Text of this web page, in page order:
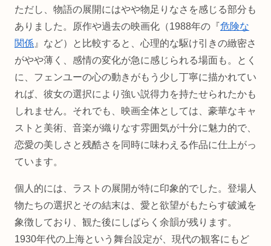
ただし、物語の展開にはやや物足りなさを感じる部分も
ありました。原作や過去の映画化（1988年の『危険な
関係』など）と比較すると、心理的な駆け引きの緻密さ
がやや薄く、感情の変化が急に感じられる場面も。とく
に、フェンユーの心の動きがもう少し丁寧に描かれてい
れば、彼女の選択により強い説得力を持たせられたかも
しれません。それでも、映画全体としては、豪華なキャ
ストと美術、音楽が織りなす雰囲気が十分に魅力的で、
恋愛の美しさと残酷さを同時に味わえる作品に仕上がっ
ています。
個人的には、ラストの展開が特に印象的でした。登場人
物たちの選択とその結末は、愛と欲望がもたらす破滅を
象徴しており、観た後にしばらく余韻が残ります。
1930年代の上海という舞台設定が、現代の観客にもど